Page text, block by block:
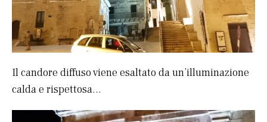
Il candore diffuso viene esaltato da un’illuminazione
calda e rispettosa…